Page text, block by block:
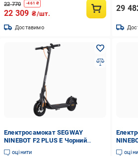
22 770 -461 ₴
22 309 ₴/шт.
Доставимо
29
Електросамокат SEGWAY
NINEBOT F2 PLUS E Чорний
(AA.05.12.02.0003)
оцінити